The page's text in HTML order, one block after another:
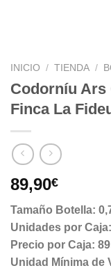
INICIO / TIENDA /
Codorníu Ars
Finca La
89,90€
Tamaño Botella:
Unidades por
Precio por Caja:
Unidad Mínima de